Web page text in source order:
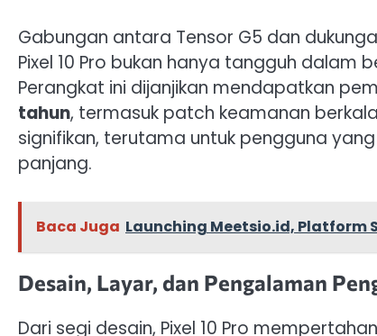
Gabungan antara Tensor G5 dan
Pixel 10 Pro bukan hanya tangguh
Perangkat ini dijanjikan mendapatkan
tahun, termasuk patch keamanan
signifikan, terutama untuk pengguna
panjang.
Baca Juga Launching Meetsio.id, Platform
Desain, Layar, dan Pengalaman
Dari segi desain, Pixel 10 Pro